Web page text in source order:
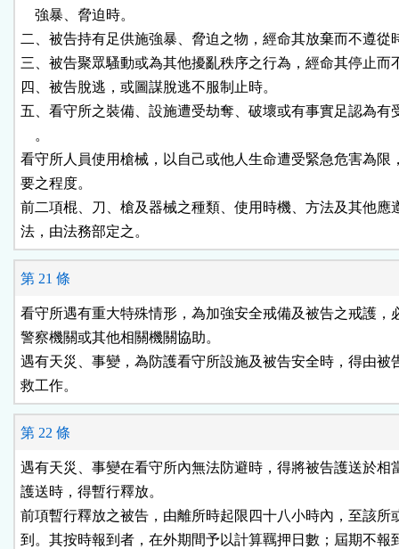
    強暴、脅迫時。
二、被告持有足供施強暴、脅迫之物，經命其放棄而不遵從
三、被告聚眾騷動或為其他擾亂秩序之行為，經命其停止而
四、被告脫逃，或圖謀脫逃不服制止時。
五、看守所之裝備、設施遭受劫奪、破壞或有事實足認為有
    。
看守所人員使用槍械，以自己或他人生命遭受緊急危害為限
要之程度。
前二項棍、刀、槍及器械之種類、使用時機、方法及其他應
法，由法務部定之。
第 21 條
看守所遇有重大特殊情形，為加強安全戒備及被告之戒護，
警察機關或其他相關機關協助。
遇有天災、事變，為防護看守所設施及被告安全時，得由被
救工作。
第 22 條
遇有天災、事變在看守所內無法防避時，得將被告護送於相
護送時，得暫行釋放。
前項暫行釋放之被告，由離所時起限四十八小時內，至該所
到。其按時報到者，在外期間予以計算羈押日數；屆期不報